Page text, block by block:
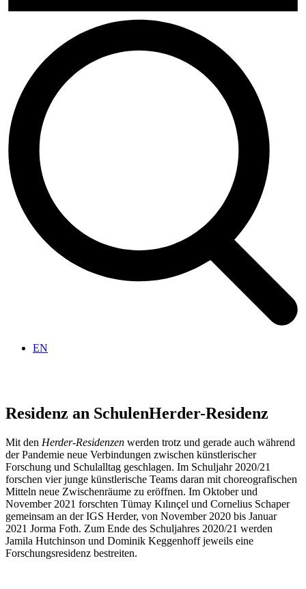
EN
Residenz an SchulenHerder-Residenz
Mit den Herder-Residenzen werden trotz und gerade auch während
der Pandemie neue Verbindungen zwischen künstlerischer
Forschung und Schulalltag geschlagen. Im Schuljahr 2020/21
forschen vier junge künstlerische Teams daran mit choreografischen
Mitteln neue Zwischenräume zu eröffnen. Im Oktober und
November 2021 forschten Tümay Kılınçel und Cornelius Schaper
gemeinsam an der IGS Herder, von November 2020 bis Januar
2021 Jorma Foth. Zum Ende des Schuljahres 2020/21 werden
Jamila Hutchinson und Dominik Keggenhoff jeweils eine
Forschungsresidenz bestreiten.